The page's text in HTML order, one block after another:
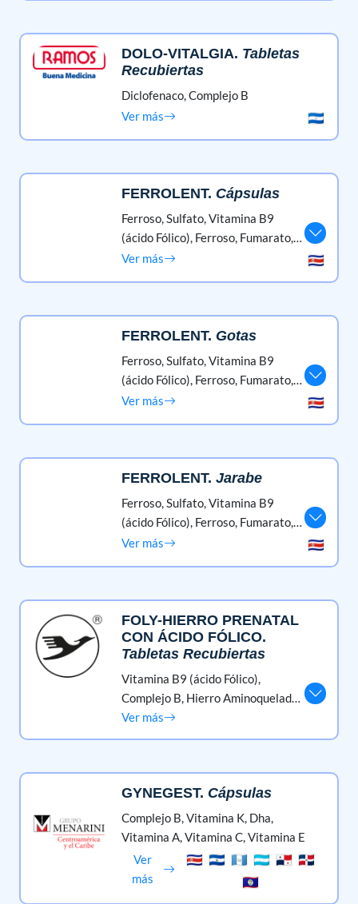
DOLO-VITALGIA. Tabletas
Recubiertas
Diclofenaco,Complejo B
Ver más
FERROLENT. Cápsulas
Ferroso, Sulfato,Vitamina B9
(ácido Fólico), Ferroso, Fumarato,
Complejo B,
Ver más
FERROLENT. Gotas
Ferroso, Sulfato,Vitamina B9
(ácido Fólico), Ferroso, Fumarato,
Complejo B,
Ver más
FERROLENT.Jarabe
Ferroso, Sulfato,Vitamina B9
(ácido Fólico), Ferroso, Fumarato,
Complejo B,
Ver más
FOLY-HIERRO PRENATAL
CON ÁCIDO FÓLICO.
Tabletas Recubiertas
Vitamina B9 (ácido Fólico),
Complejo B, Hierro Aminoquelado,
Vitamina C (ácido Ascórbico)
Ver más
GYNEGEST. Cápsulas
Complejo B,Vitamina K, Dha,
Vitamina A,Vitamina C,Vitamina E
Ver
más